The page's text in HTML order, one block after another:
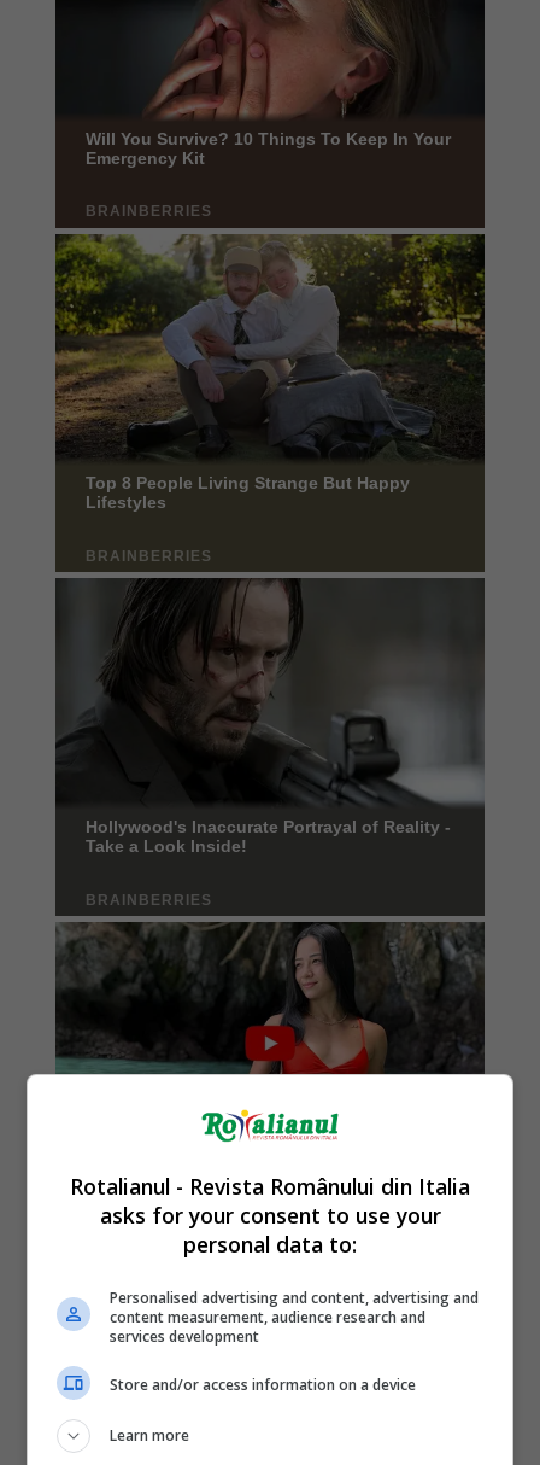
Rotalianul - Revista Românului din Italia
asks for your consent to use your
personal data to:
Personalised advertising and content, advertising and
content measurement, audience research and
services development
Store and/or access information on a device
Learn more